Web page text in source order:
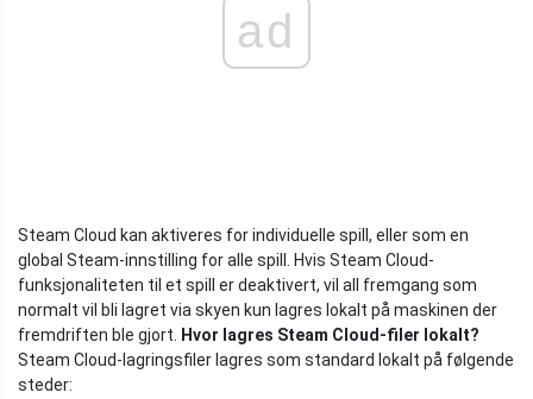
ad
Steam Cloud kan aktiveres for individuelle spill, eller som en
global Steam-innstilling for alle spill. Hvis Steam Cloud-
funksjonaliteten til et spill er deaktivert, vil all fremgang som
normalt vil bli lagret via skyen kun lagres lokalt på maskinen der
fremdriften ble gjort.
Hvor lagres Steam Cloud-filer lokalt?
Steam Cloud-lagringsfiler lagres som standard lokalt på følgende
steder: